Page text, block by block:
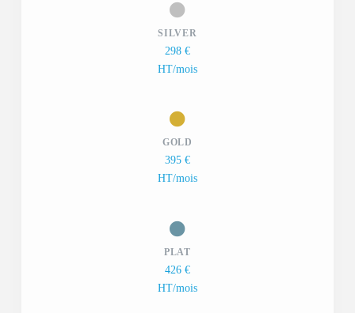
SILVER
298 €
HT/mois
GOLD
395 €
HT/mois
PLAT
426 €
HT/mois